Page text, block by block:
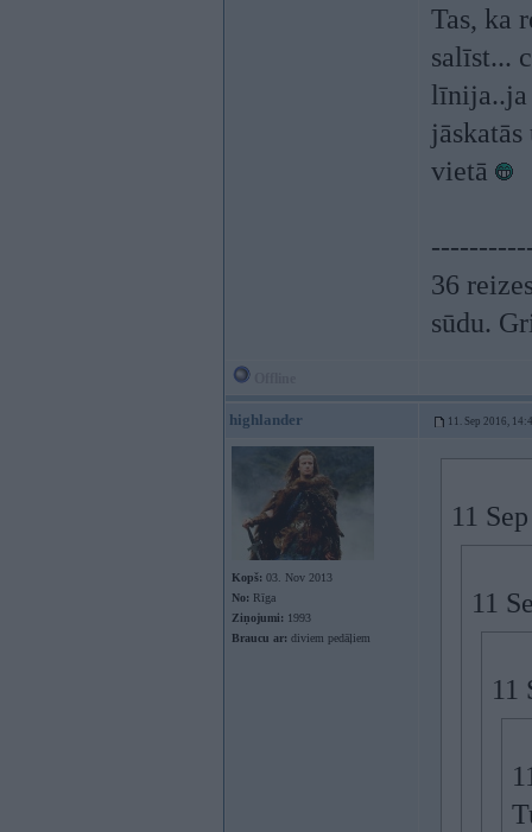
Tas, ka
salīst...
līnija..ja
vietā
36
sūdu.
highlander 11. Sep 2016,
Kopš: 03. Nov 2013
No: Rīga
Ziņojumi: 1993
Braucu ar: diviem pedāļiem
11
11
11